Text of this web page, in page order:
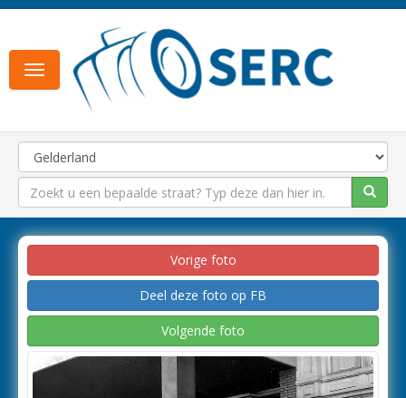
Toggle
navigation
Vorige foto
Deel deze foto op FB
Volgende foto